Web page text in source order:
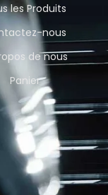
les Produits
nous
de nous
Panier